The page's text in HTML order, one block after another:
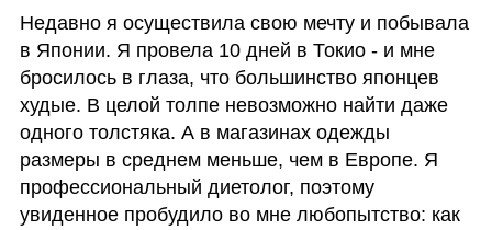
Недавно я осуществила свою мечту и побывала
в Японии. Я провела 10 дней в Токио - и мне
бросилось в глаза, что большинство японцев
худые. В целой толпе невозможно найти даже
одного толстяка. А в магазинах одежды
размеры в среднем меньше, чем в Европе. Я
профессиональный диетолог, поэтому
увиденное пробудило во мне любопытство: как